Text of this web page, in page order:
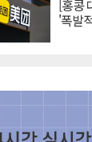
[홍콩
'폭발